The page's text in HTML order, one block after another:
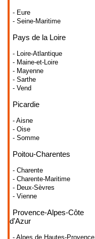
- Eure
- Seine-Maritime
Pays de la Loire
- Loire-Atlantique
- Maine-et-Loire
- Mayenne
- Sarthe
- Vend
Picardie
- Aisne
- Oise
- Somme
Poitou-Charentes
- Charente
- Charente-Maritime
- Deux-Sèvres
- Vienne
Provence-Alpes-Côte
d'Azur
- Alpes de Hautes-Provence